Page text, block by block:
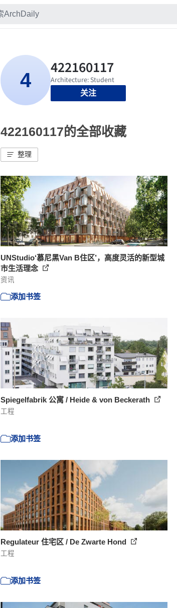
关注
422160117的全部收藏
整理
UNStudio‘慕尼黑Van B住区’，高度灵活的新型城
市生活理念
资讯
添加书签
Spiegelfabrik 公寓 / Heide & von Beckerath
工程
添加书签
Regulateur 住宅区 / De Zwarte Hond
工程
添加书签